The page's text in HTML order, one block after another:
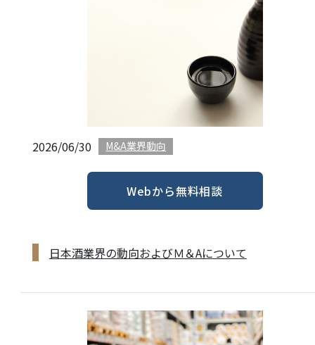
2026/06/30 M&A業界動向
Webから無料相談
日本酒業界の動向およびＭ＆Aについて